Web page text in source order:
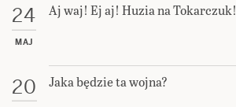
24
MAJ
Aj waj! Ej aj! Huzia na Tokarczuk!
20 Jaka będzie ta wojna?